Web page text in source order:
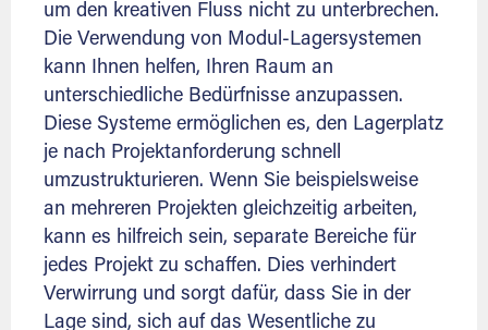
um den kreativen Fluss nicht zu unterbrechen.
Die Verwendung von Modul-Lagersystemen
kann Ihnen helfen, Ihren Raum an
unterschiedliche Bedürfnisse anzupassen.
Diese Systeme ermöglichen es, den Lagerplatz
je nach Projektanforderung schnell
umzustrukturieren. Wenn Sie beispielsweise
an mehreren Projekten gleichzeitig arbeiten,
kann es hilfreich sein, separate Bereiche für
jedes Projekt zu schaffen. Dies verhindert
Verwirrung und sorgt dafür, dass Sie in der
Lage sind, sich auf das Wesentliche zu